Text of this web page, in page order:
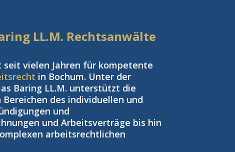
LL.M. Rechtsanwälte
seit vielen Jahren für kompetente
in Bochum. Unter der
Baring LL.M. unterstützt die
des individuellen und
und
und Arbeitsverträge bis hin
arbeitsrechtlichen